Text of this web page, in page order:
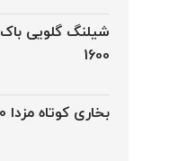
شیلنگ گلویی باک
1600
بخاری کوتاه مزدا 1600